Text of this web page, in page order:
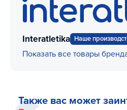
Interatletika Наше
Показать все товары
Также вас может